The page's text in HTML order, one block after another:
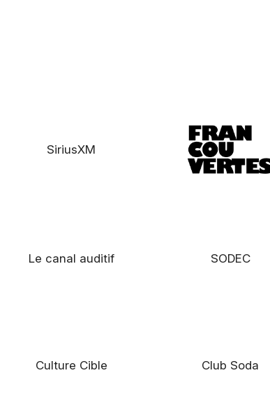
SiriusXM
Le canal auditif SODEC
Culture Cible Club Soda